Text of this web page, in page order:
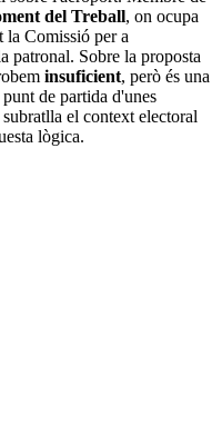
del Treball, on ocupa
la Comissió per a
patronal. Sobre la proposta
insuficient, però és una
de partida d'unes
el context electoral
lògica.